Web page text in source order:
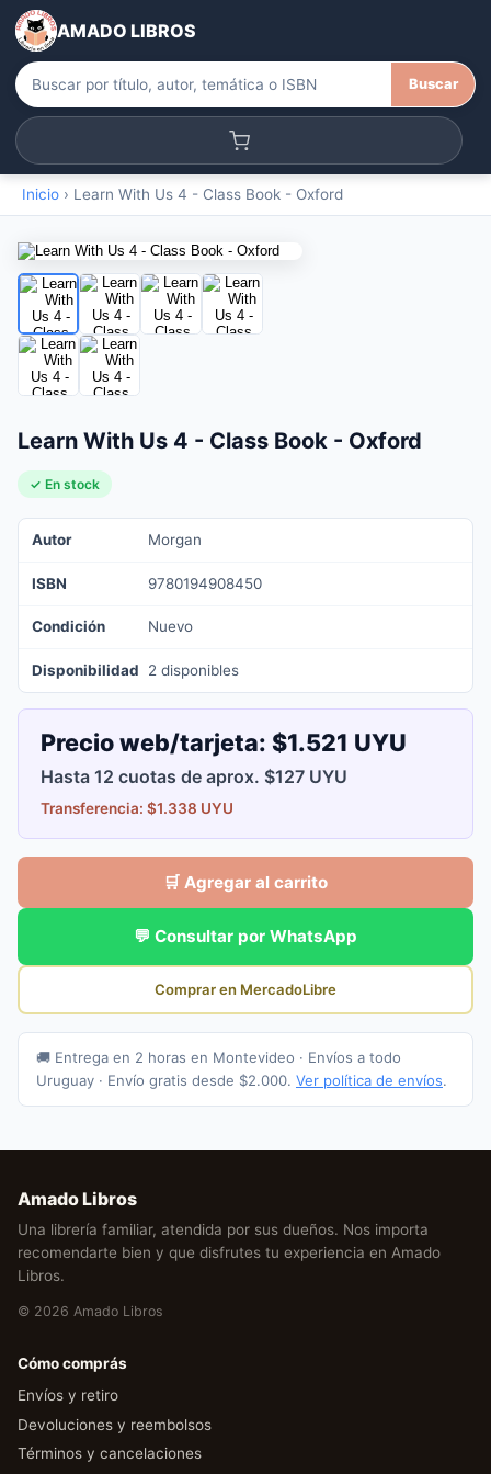
AMADO LIBROS
Buscar
Inicio › Learn With Us 4 - Class Book - Oxford
Learn With Us 4 - Class Book - Oxford
✓ En stock
Autor Morgan
ISBN 9780194908450
Condición Nuevo
Disponibilidad 2 disponibles
Precio web/tarjeta: $1.521 UYU
Hasta 12 cuotas de aprox. $127 UYU
Transferencia: $1.338 UYU
🛒 Agregar al carrito
💬 Consultar por WhatsApp
Comprar en MercadoLibre
🚚 Entrega en 2 horas en Montevideo · Envíos a todo
Uruguay · Envío gratis desde $2.000. Ver política de envíos.
Amado Libros
Una librería familiar, atendida por sus dueños. Nos importa
recomendarte bien y que disfrutes tu experiencia en Amado
Libros.
© 2026 Amado Libros
Cómo comprás
Envíos y retiro
Devoluciones y reembolsos
Términos y cancelaciones